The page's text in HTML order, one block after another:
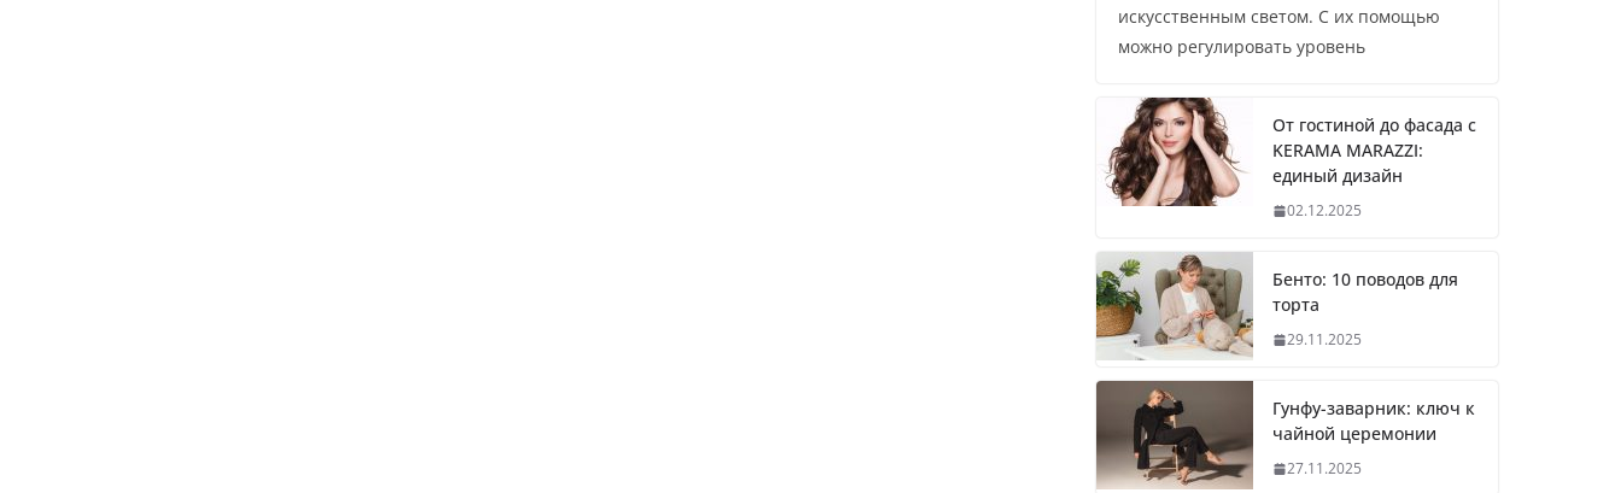
искусственным светом. С их помощью
можно регулировать уровень
От гостиной до фасада с
KERAMA MARAZZI:
единый дизайн
02.12.2025
Бенто: 10 поводов для
торта
29.11.2025
Гунфу-заварник: ключ к
чайной церемонии
27.11.2025